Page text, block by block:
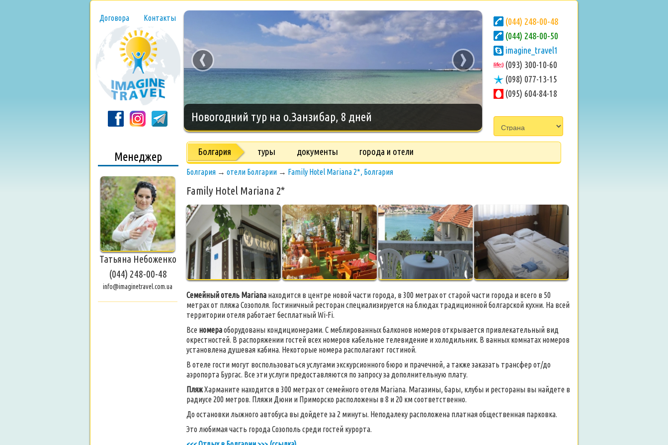
Договора Контакты
Новогодний тур на о.Занзибар, 8 дней
‹ ›
(044) 248-00-48
(044) 248-00-50
imagine_travel1
(093) 300-10-60
(098) 077-13-15
(095) 604-84-18
Менеджер
Татьяна Небоженко
(044) 248-00-48
info@imaginetravel.com.ua
Болгария туры документы города и отели
Болгария → отели Болгарии → Family Hotel Mariana 2*, Болгария
Family Hotel Mariana 2*
Семейный отель Mariana находится в центре новой части города, в 300 метрах от старой части города и всего в 50
метрах от пляжа Созополя. Гостиничный ресторан специализируется на блюдах традиционной болгарской кухни. На всей
территории отеля работает бесплатный Wi-Fi.
Все номераоборудованы кондиционерами. С меблированных балконов номеров открывается привлекательный вид
окрестностей. В распоряжении гостей всех номеров кабельное телевидение и холодильник. В ванных комнатах номеров
установлена душевая кабина. Некоторые номера располагают гостиной.
В отеле гости могут воспользоваться услугами экскурсионного бюро и прачечной, а также заказать трансфер от/до
аэропорта Бургас. Все эти услуги предоставляются по запросу за дополнительную плату.
ПляжХарманите находится в 300 метрах от семейного отеля Mariana. Магазины, бары, клубы и рестораны вы найдете в
радиусе 200 метров. Пляжи Дюни и Приморско расположены в 8 и 20 км соответственно.
До остановки лыжного автобуса вы дойдете за 2 минуты. Неподалеку расположена платная общественная парковка.
Это любимая часть города Созополь среди гостей курорта.